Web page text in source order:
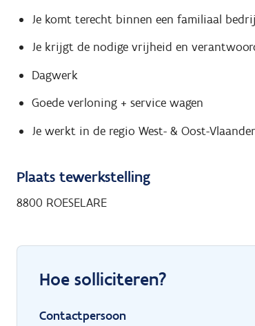
Je komt terecht binnen een familiaal
Je krijgt de nodige vrijheid en
Dagwerk
Goede verloning + service wagen
Je werkt in de regio West- & Oost-
Plaats tewerkstelling
8800 ROESELARE
Hoe solliciteren?
Contactpersoon